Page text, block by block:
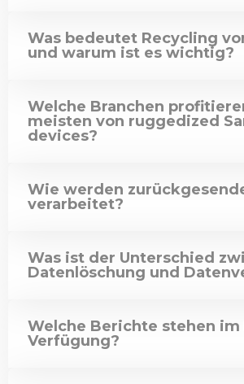
Was bedeutet Recycling
und warum ist es wichtig?
Welche Branchen
meisten von ruggedized
devices?
Wie werden
verarbeitet?
Was ist der Unterschied
Datenlöschung und
Welche Berichte stehen im
Verfügung?